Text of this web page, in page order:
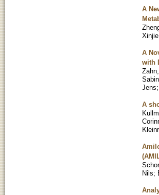
A
Xinjie
A
with
Jens;
A
Nils;